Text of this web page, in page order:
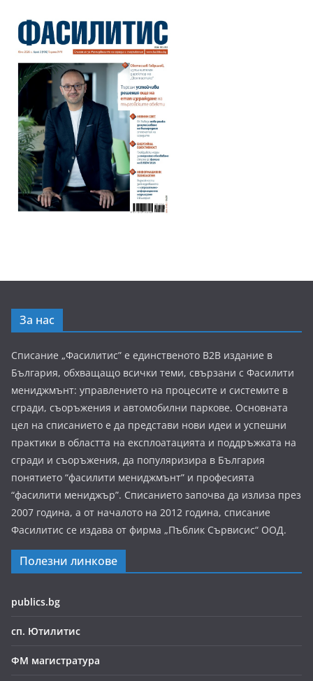
За нас
Списание „Фасилитис” е единственото B2B издание в
България, обхващащо всички теми, свързани с Фасилити
мениджмънт: управлението на процесите и системите в
сгради, съоръжения и автомобилни паркове. Основната
цел на списанието е да представи нови идеи и успешни
практики в областта на експлоатацията и поддръжката на
сгради и съоръжения, да популяризира в България
понятието “фасилити мениджмънт” и професията
“фасилити мениджър”. Списанието започва да излиза през
2007 година, а от началото на 2012 година, списание
Фасилитис се издава от фирма „Пъблик Сървисис“ ООД.
Полезни линкове
publics.bg
сп. Ютилитис
ФМ магистратура